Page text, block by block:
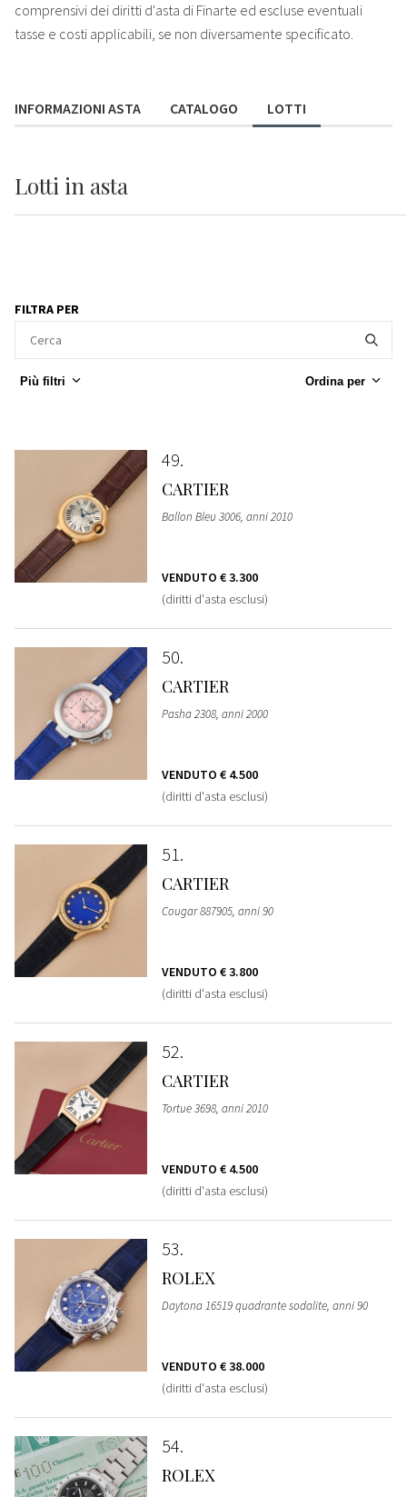
comprensivi dei diritti d'asta di Finarte ed escluse eventuali
tasse e costi applicabili, se non diversamente specificato.
INFORMAZIONI ASTA CATALOGO LOTTI
Lotti in asta
FILTRA PER
Più filtri Ordina per
49
CARTIER
Ballon Bleu 3006, anni 2010
VENDUTO € 3.300
(diritti d'asta esclusi)
50
CARTIER
Pasha 2308, anni 2000
VENDUTO € 4.500
(diritti d'asta esclusi)
51
CARTIER
Cougar 887905, anni 90
VENDUTO € 3.800
(diritti d'asta esclusi)
52
CARTIER
Tortue 3698, anni 2010
VENDUTO € 4.500
(diritti d'asta esclusi)
53
ROLEX
Daytona 16519 quadrante sodalite, anni 90
VENDUTO € 38.000
(diritti d'asta esclusi)
54
ROLEX